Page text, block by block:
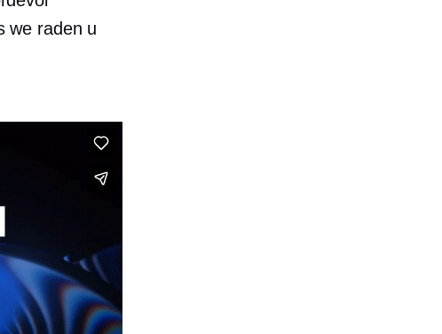
we raden u